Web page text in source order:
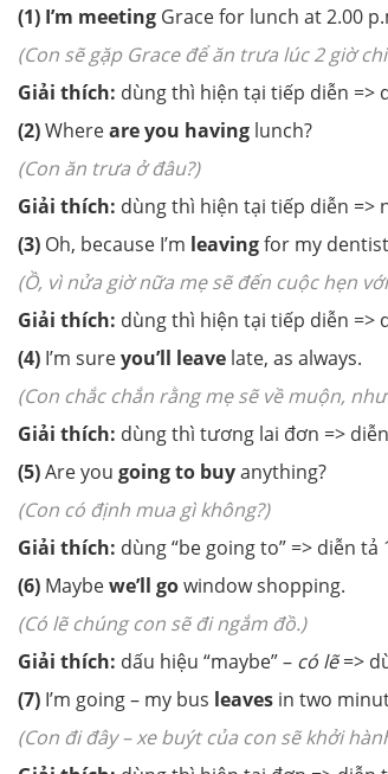
(1) I’m meeting Grace for lunch at 2.00
(Con sẽ gặp Grace để ăn trưa lúc 2 giờ
Giải thích: dùng thì hiện tại tiếp diễn =>
(2)Whereare you having lunch?
(Con ăn trưa ở đâu?)
Giải thích: dùng thì hiện tại tiếp diễn =>
(3) Oh, because I’m leavingfor my
(Ồ, vì nửa giờ nữa mẹ sẽ đến cuộc hẹn
Giải thích: dùng thì hiện tại tiếp diễn =>
(4) I’m sureyou’ll leave late, as always.
(Con chắc chắn rằng mẹ sẽ về muộn,
Giải thích: dùng thì tương lai đơn =>
(5)Are you going to buyanything?
(Con có định mua gì không?)
Giải thích: dùng “be going to” => diễn
(6) Maybewe’ll gowindow shopping.
(Có lẽ chúng con sẽ đi ngắm đồ.)
Giải thích: dấu hiệu “maybe” – có lẽ=>
(7) I’m going – my bus leaves in two
(Con đi đây – xe buýt của con sẽ khởi